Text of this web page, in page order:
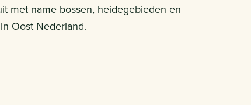
met name bossen, heidegebieden en
Oost Nederland.